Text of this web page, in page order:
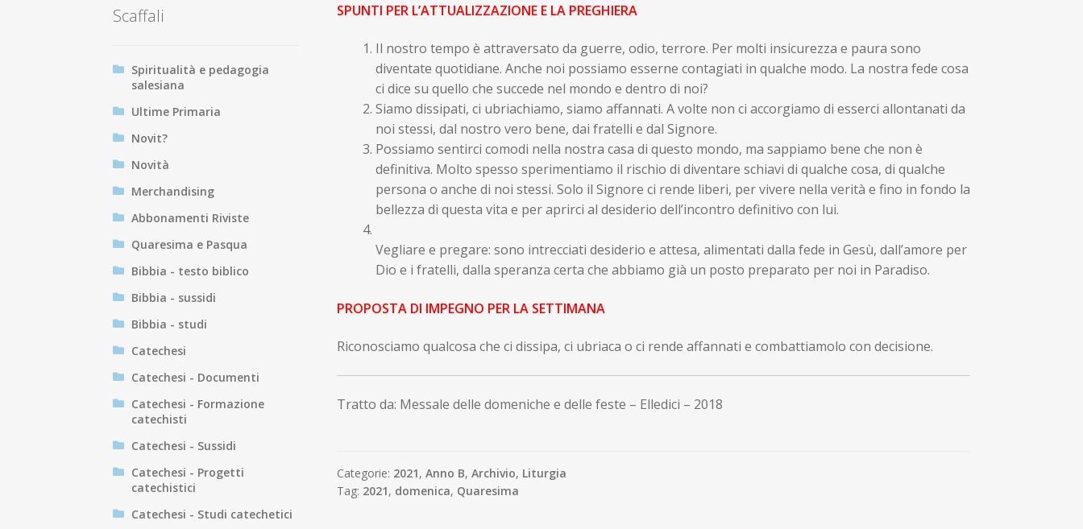
SPUNTI PER L’ATTUALIZZAZIONE E LA PREGHIERA
Il nostro tempo è attraversato da guerre, odio, terrore. Per molti insicurezza e paura sono
diventate quotidiane. Anche noi possiamo esserne contagiati in qualche modo. La nostra fede cosa
ci dice su quello che succede nel mondo e dentro di noi?
Siamo dissipati, ci ubriachiamo, siamo affannati. A volte non ci accorgiamo di esserci allontanati da
noi stessi, dal nostro vero bene, dai fratelli e dal Signore.
Possiamo sentirci comodi nella nostra casa di questo mondo, ma sappiamo bene che non è
definitiva. Molto spesso sperimentiamo il rischio di diventare schiavi di qualche cosa, di qualche
persona o anche di noi stessi. Solo il Signore ci rende liberi, per vivere nella verità e fino in fondo la
bellezza di questa vita e per aprirci al desiderio dell’incontro definitivo con lui.
Vegliare e pregare: sono intrecciati desiderio e attesa, alimentati dalla fede in Gesù, dall’amore per
Dio e i fratelli, dalla speranza certa che abbiamo già un posto preparato per noi in Paradiso.
PROPOSTA DI IMPEGNO PER LA SETTIMANA
Riconosciamo qualcosa che ci dissipa, ci ubriaca o ci rende affannati e combattiamolo con decisione.
Tratto da: Messale delle domeniche e delle feste – Elledici – 2018
Categorie: 2021, Anno B, Archivio, Liturgia
Tag: 2021, domenica, Quaresima
Scaffali
Spiritualità e pedagogia
salesiana
Ultime Primaria
Novit?
Novità
Merchandising
Abbonamenti Riviste
Quaresima e Pasqua
Bibbia - testo biblico
Bibbia - sussidi
Bibbia - studi
Catechesi
Catechesi - Documenti
Catechesi - Formazione
catechisti
Catechesi - Sussidi
Catechesi - Progetti
catechistici
Catechesi - Studi catechetici